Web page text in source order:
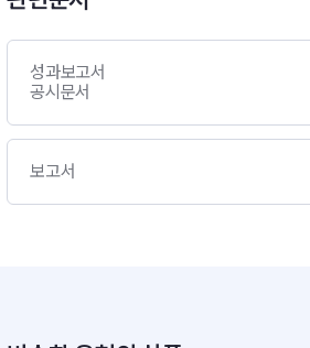
성과보고서
공시문서
보고서